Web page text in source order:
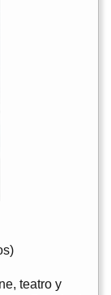
teatro y